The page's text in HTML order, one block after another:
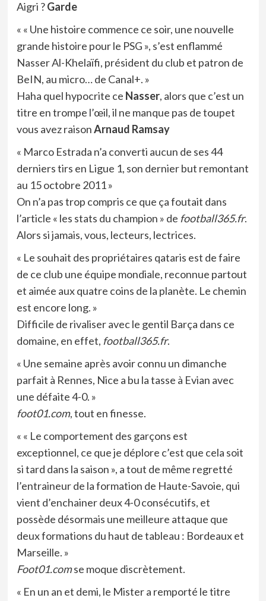
Aigri ?Garde
« « Une histoire commence ce soir, une nouvelle
grande histoire pour le PSG », s’est enflammé
Nasser Al-Khelaïfi, président du club et patron de
BeIN, au micro… de Canal+. »
Haha quel hypocrite ce Nasser, alors que c’est un
titre en trompe l’œil, il ne manque pas de toupet
vous avez raisonArnaud Ramsay
« Marco Estrada n’a converti aucun de ses 44
derniers tirs en Ligue 1, son dernier but remontant
au 15 octobre 2011 »
On n’a pas trop compris ce que ça foutait dans
l’article « les stats du champion » de football365.fr.
Alors si jamais, vous, lecteurs, lectrices.
« Le souhait des propriétaires qataris est de faire
de ce club une équipe mondiale, reconnue partout
et aimée aux quatre coins de la planète. Le chemin
est encore long. »
Difficile de rivaliser avec le gentil Barça dans ce
domaine, en effet, football365.fr.
« Une semaine après avoir connu un dimanche
parfait à Rennes, Nice a bu la tasse à Evian avec
une défaite 4-0. »
foot01.com, tout en finesse.
« « Le comportement des garçons est
exceptionnel, ce que je déplore c’est que cela soit
si tard dans la saison », a tout de même regretté
l’entraineur de la formation de Haute-Savoie, qui
vient d’enchainer deux 4-0 consécutifs, et
possède désormais une meilleure attaque que
deux formations du haut de tableau : Bordeaux et
Marseille. »
Foot01.comse moque discrètement.
« En un an et demi, le Mister a remporté le titre